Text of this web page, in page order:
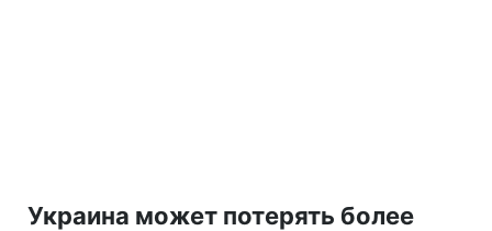
Украина может потерять более